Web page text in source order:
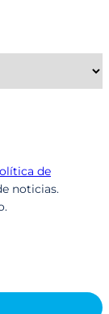
de
noticias.